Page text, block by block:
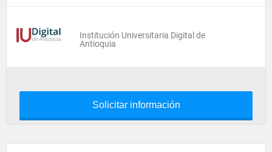
Institución Universitaria Digital de
Antioquia
Solicitar información